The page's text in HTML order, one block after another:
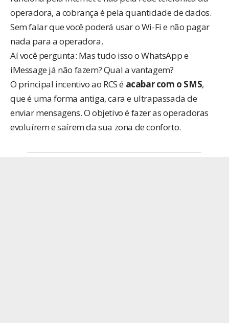
operadora, a cobrança é pela quantidade de dados.
Sem falar que você poderá usar o Wi-Fi e não pagar
nada para a operadora.
Aí você pergunta: Mas tudo isso o WhatsApp e
iMessage já não fazem? Qual a vantagem?
O principal incentivo ao RCS é acabar com o SMS,
que é uma forma antiga, cara e ultrapassada de
enviar mensagens. O objetivo é fazer as operadoras
evoluírem e saírem da sua zona de conforto.